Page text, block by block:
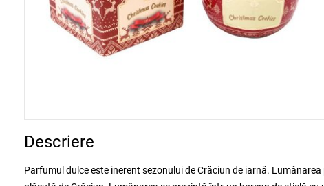
Descriere
Parfumul dulce este inerent sezonului de Crăciun de iarnă.